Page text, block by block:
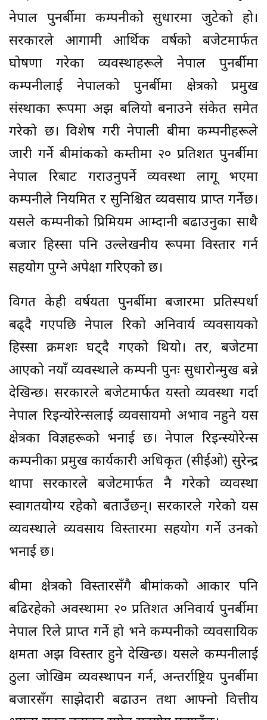
नेपाल पुनर्बीमा कम्पनीको सुधारमा जुटेको हो।
सरकारले आगामी आर्थिक वर्षको बजेटमार्फत
घोषणा गरेका व्यवस्थाहरूले नेपाल पुनर्बीमा
कम्पनीलाई नेपालको पुनर्बीमा क्षेत्रको प्रमुख
संस्थाका रूपमा अझ बलियो बनाउने संकेत समेत
गरेको छ। विशेष गरी नेपाली बीमा कम्पनीहरूले
जारी गर्ने बीमांकको कम्तीमा २० प्रतिशत पुनर्बीमा
नेपाल रिबाट गराउनुपर्ने व्यवस्था लागू भएमा
कम्पनीले नियमित र सुनिश्चित व्यवसाय प्राप्त गर्नेछ।
यसले कम्पनीको प्रिमियम आम्दानी बढाउनुका साथै
बजार हिस्सा पनि उल्लेखनीय रूपमा विस्तार गर्न
सहयोग पुग्ने अपेक्षा गरिएको छ।
विगत केही वर्षयता पुनर्बीमा बजारमा प्रतिस्पर्धा
बढ्दै गएपछि नेपाल रिको अनिवार्य व्यवसायको
हिस्सा क्रमशः घट्दै गएको थियो। तर, बजेटमा
आएको नयाँ व्यवस्थाले कम्पनी पुनः सुधारोन्मुख बन्ने
देखिन्छ। सरकारले बजेटमार्फत यस्तो व्यवस्था गर्दा
नेपाल रिइन्योरेन्सलाई व्यवसायमो अभाव नहुने यस
क्षेत्रका विज्ञहरूको भनाई छ। नेपाल रिइन्स्योरेन्स
कम्पनीका प्रमुख कार्यकारी अधिकृत (सीईओ) सुरेन्द्र
थापा सरकारले बजेटमार्फत नै गरेको व्यवस्था
स्वागतयोग्य रहेको बताउँछन्। सरकारले गरेको यस
व्यवस्थाले व्यवसाय विस्तारमा सहयोग गर्ने उनको
भनाई छ।
बीमा क्षेत्रको विस्तारसँगै बीमांकको आकार पनि
बढिरहेको अवस्थामा २० प्रतिशत अनिवार्य पुनर्बीमा
नेपाल रिले प्राप्त गर्ने हो भने कम्पनीको व्यवसायिक
क्षमता अझ विस्तार हुने देखिन्छ। यसले कम्पनीलाई
ठुला जोखिम व्यवस्थापन गर्न, अन्तर्राष्ट्रिय पुनर्बीमा
बजारसँग साझेदारी बढाउन तथा आफ्नो वित्तीय